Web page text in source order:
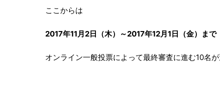
ここからは
2017年11月2日（木）～2017年12月1日（金）まで
オンライン一般投票によって最終審査に進む10名が